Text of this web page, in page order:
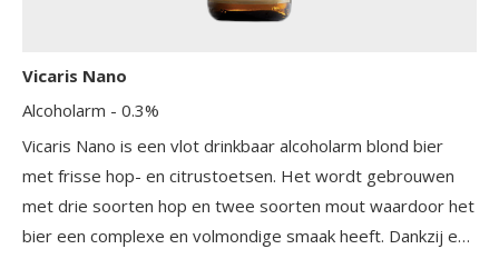
Vicaris Nano
Alcoholarm - 0.3%
Vicaris Nano is een vlot drinkbaar alcoholarm blond bier
met frisse hop- en citrustoetsen. Het wordt gebrouwen
met drie soorten hop en twee soorten mout waardoor het
bier een complexe en volmondige smaak heeft. Dankzij een